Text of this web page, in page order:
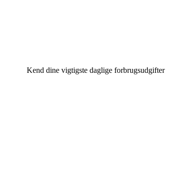
Kend dine vigtigste daglige forbrugsudgifter